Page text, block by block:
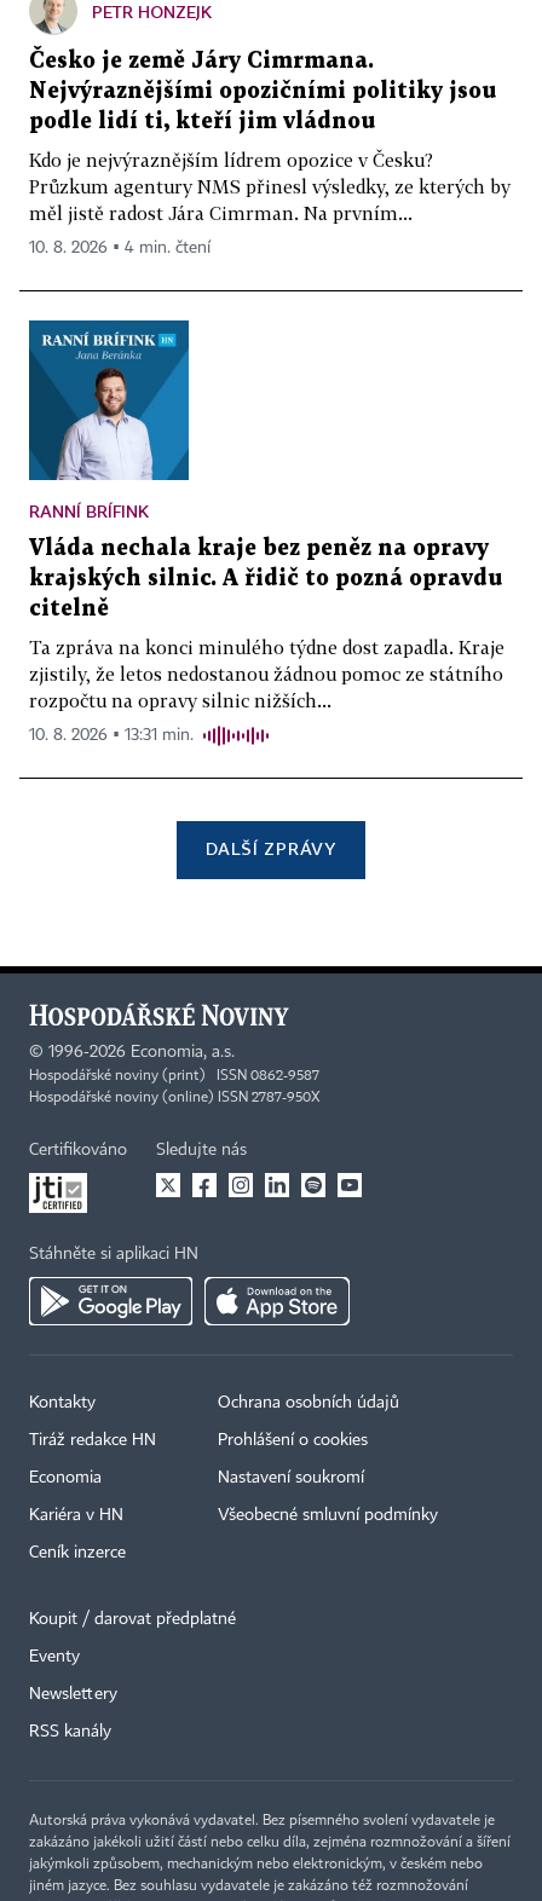
PETR HONZEJK
Česko je země Járy Cimrmana.
Nejvýraznějšími opozičními politiky jsou
podle lidí ti, kteří jim vládnou
Kdo je nejvýraznějším lídrem opozice v Česku?
Průzkum agentury NMS přinesl výsledky, ze kterých by
měl jistě radost Jára Cimrman. Na prvním...
10. 8. 2026 ▪ 4 min. čtení
RANNÍ BRÍFINK
Vláda nechala kraje bez peněz na opravy
krajských silnic. A řidič to pozná opravdu
citelně
Ta zpráva na konci minulého týdne dost zapadla. Kraje
zjistily, že letos nedostanou žádnou pomoc ze státního
rozpočtu na opravy silnic nižších...
10. 8. 2026 ▪ 13:31 min.
DALŠÍ ZPRÁVY
© 1996-2026 Economia, a.s.
Hospodářské noviny (print) ISSN 0862-9587
Hospodářské noviny (online) ISSN 2787-950X
Certifikováno Sledujte nás
Stáhněte si aplikaci HN
Kontakty
Tiráž redakce HN
Economia
Kariéra v HN
Ceník inzerce
Ochrana osobních údajů
Prohlášení o cookies
Nastavení soukromí
Všeobecné smluvní podmínky
Koupit / darovat předplatné
Eventy
Newslettery
RSS kanály
Autorská práva vykonává vydavatel. Bez písemného svolení vydavatele je
zakázáno jakékoli užití částí nebo celku díla, zejména rozmnožování a šíření
jakýmkoli způsobem, mechanickým nebo elektronickým, v českém nebo
jiném jazyce. Bez souhlasu vydavatele je zakázáno též rozmnožování